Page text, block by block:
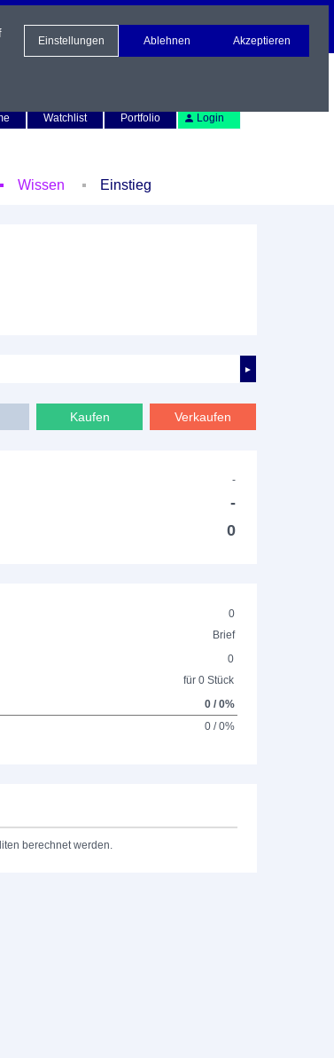
Watchlist Portfolio Login
Wissen Einstieg
►
Verkaufen
Kaufen
-
-
0
0
Brief
0
für 0 Stück
0 / 0%
0 / 0%
berechnet werden.
Einstellungen Ablehnen Akzeptieren